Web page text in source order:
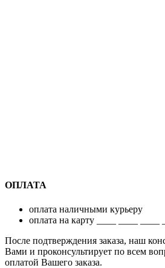
ОПЛАТА
оплата наличными курьеру
оплата на карту ____ ____ ____
После подтверждения заказа, наш
Вами и проконсультирует по всем
оплатой Вашего заказа.